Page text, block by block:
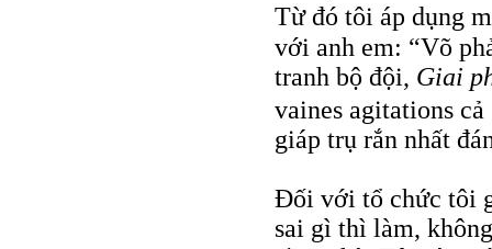
Từ đó tôi áp dụng
với anh em: “Võ
tranh bộ đội, Giai
vaines agitations cả
giáp trụ rắn nhất
Đối với tổ chức tôi
sai gì thì làm,